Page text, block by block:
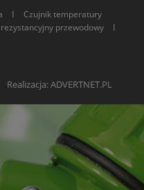
I
Czujnik temperatury
przewodowy I
.Realizacja: ADVERTNET.PL